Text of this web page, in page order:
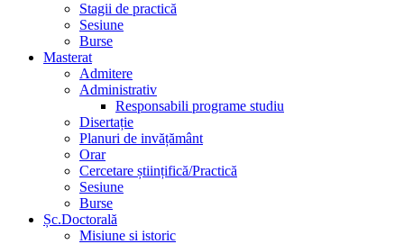
Stagii de practică
Sesiune
Burse
Masterat
Admitere
Administrativ
Responsabili programe studiu
Disertație
Planuri de invățământ
Orar
Cercetare științifică/Practică
Sesiune
Burse
Șc.Doctorală
Misiune si istoric